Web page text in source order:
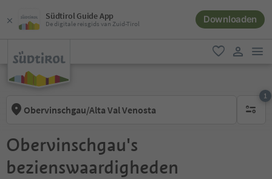
Südtirol Guide App
De digitale reisgids van Zuid-Tirol Downloaden
favoriet
Obervinschgau/Alta Val Venosta
1
1
Obervinschgau's
bezienswaardigheden